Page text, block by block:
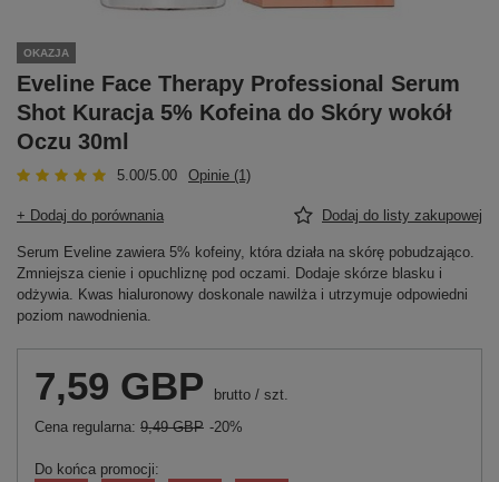
OKAZJA
Eveline Face Therapy Professional Serum
Shot Kuracja 5% Kofeina do Skóry wokół
Oczu 30ml
5.00/5.00 Opinie (1)
+ Dodaj do porównania Dodaj do listy zakupowej
Serum Eveline zawiera 5% kofeiny, która działa na skórę pobudzająco.
Zmniejsza cienie i opuchliznę pod oczami. Dodaje skórze blasku i
odżywia. Kwas hialuronowy doskonale nawilża i utrzymuje odpowiedni
poziom nawodnienia.
7,59 GBP brutto / szt.
Cena regularna: 9,49 GBP -20%
Do końca promocji: